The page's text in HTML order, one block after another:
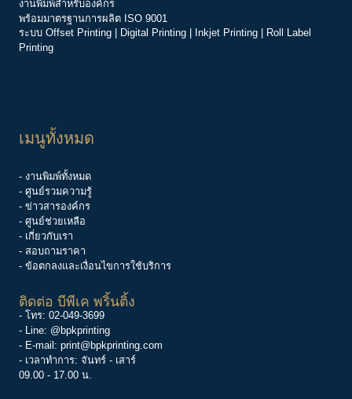
งานพิมพ์สำหรับองค์กร
พร้อมมาตรฐานการผลิต ISO 9001
ระบบ Offset Printing Digital Printing Inkjet Printing
Roll Label
Printing
เมนูทั้งหมด
- งานพิมพ์ทั้งหมด
- ศูนย์รวมความรู้
- ข่าวสารองค์กร
- ศูนย์ช่วยเหลือ
- เกี่ยวกับเรา
- สอบถามราคา
- ข้อตกลงและเงื่อนไขการใช้บริการ
ติดต่อ บีพีเค พริ้นติ้ง
- โทร: 02-049-3699
- Line: @bpkprinting
- E-mail: print@bpkprinting.com
- เวลาทำการ: จันทร์ - เสาร์
09.00 - 17.00 น.